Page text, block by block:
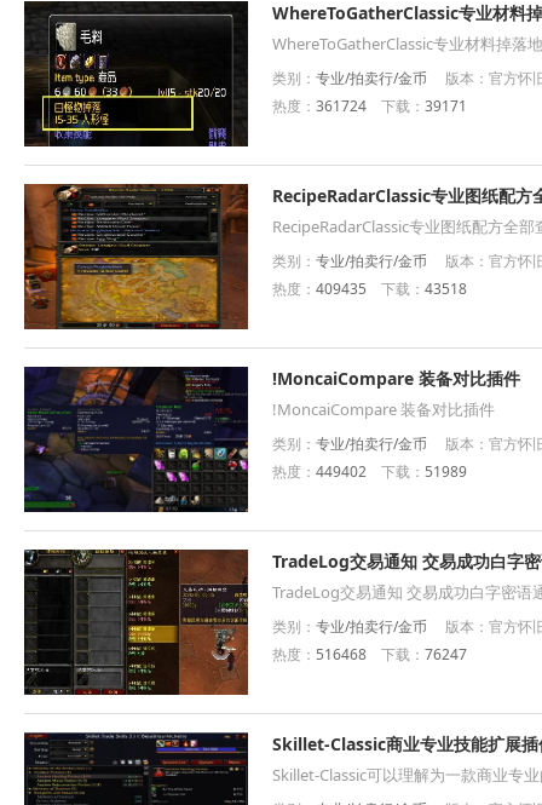
WhereToGatherClassic专业材料
WhereToGatherClassic专业材料掉落
类别： 专业/拍卖行/金币 版本：官方怀
热度： 361724 下载： 39171
RecipeRadarClassic专业图纸配方
RecipeRadarClassic专业图纸配方全部
类别： 专业/拍卖行/金币 版本：官方怀
热度： 409435 下载： 43518
!MoncaiCompare 装备对比插件
!MoncaiCompare 装备对比插件
类别： 专业/拍卖行/金币 版本：官方怀
热度： 449402 下载： 51989
TradeLog交易通知 交易成功白字
TradeLog交易通知 交易成功白字密语
类别： 专业/拍卖行/金币 版本：官方怀
热度： 516468 下载： 76247
Skillet-Classic商业专业技能扩展插
Skillet-Classic可以理解为一款商业专